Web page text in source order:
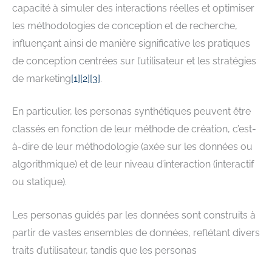
capacité à simuler des interactions réelles et optimiser
les méthodologies de conception et de recherche,
influençant ainsi de manière significative les pratiques
de conception centrées sur l’utilisateur et les stratégies
de marketing[1][2][3].
En particulier, les personas synthétiques peuvent être
classés en fonction de leur méthode de création, c’est-
à-dire de leur méthodologie (axée sur les données ou
algorithmique) et de leur niveau d’interaction (interactif
ou statique).
Les personas guidés par les données sont construits à
partir de vastes ensembles de données, reflétant divers
traits d’utilisateur, tandis que les personas